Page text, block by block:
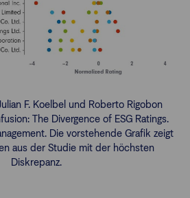
F. Koelbel und Roberto Rigobon
The Divergence of ESG Ratings.
Die vorstehende Grafik zeigt
aus der Studie mit der höchsten
Diskrepanz.